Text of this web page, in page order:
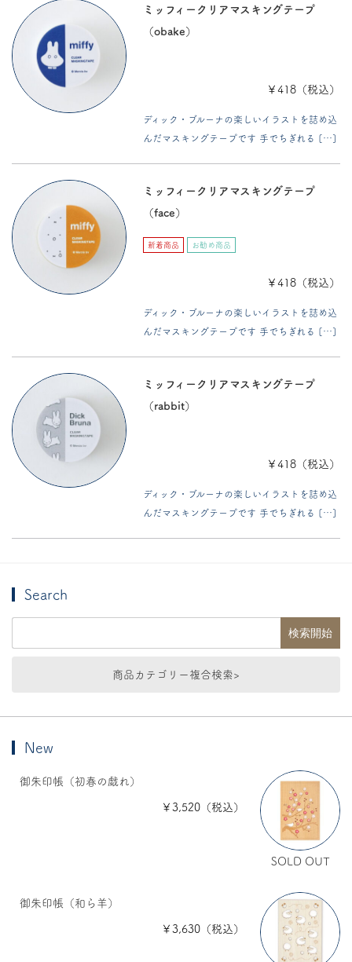
ミッフィークリアマスキングテープ
（obake）
￥418（税込）
ディック・ブルーナの楽しいイラストを詰め込
んだマスキングテープです 手でちぎれる […]
ミッフィークリアマスキングテープ
（face）
新着商品 お勧め商品
￥418（税込）
ディック・ブルーナの楽しいイラストを詰め込
んだマスキングテープです 手でちぎれる […]
ミッフィークリアマスキングテープ
（rabbit）
￥418（税込）
ディック・ブルーナの楽しいイラストを詰め込
んだマスキングテープです 手でちぎれる […]
Search
商品カテゴリー複合検索>
New
SOLD OUT
御朱印帳（初春の戯れ）
￥3,520（税込）
御朱印帳（和ら羊）
￥3,630（税込）